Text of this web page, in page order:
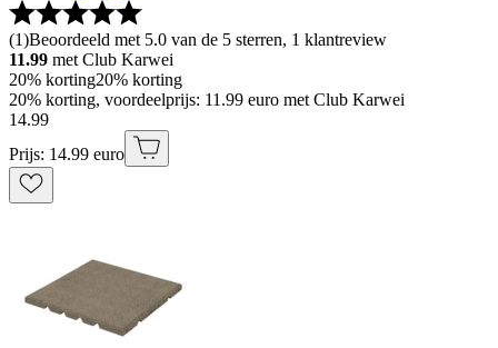
(1)Beoordeeld met 5.0 van de 5 sterren, 1 klantreview
11.99 met Club Karwei
20% korting20% korting
20% korting, voordeelprijs: 11.99 euro met Club Karwei
14.99
Prijs: 14.99 euro